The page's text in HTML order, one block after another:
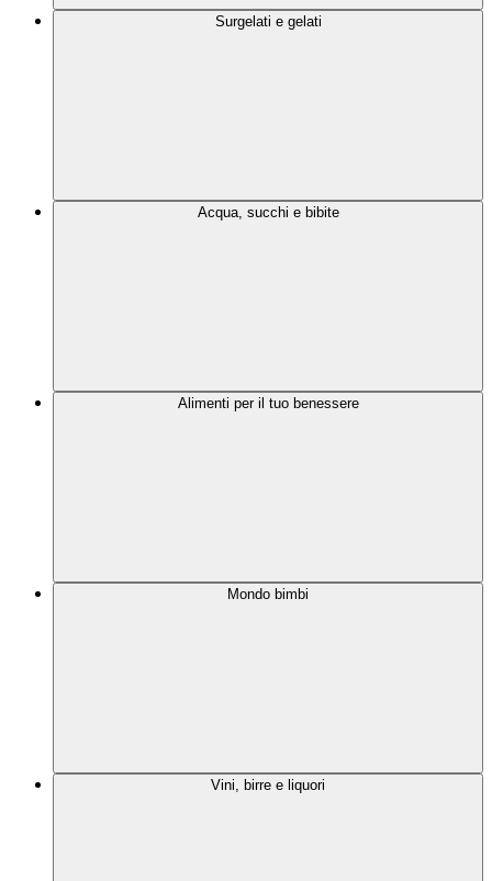
Surgelati e gelati
Acqua, succhi e bibite
Alimenti per il tuo benessere
Mondo bimbi
Vini, birre e liquori